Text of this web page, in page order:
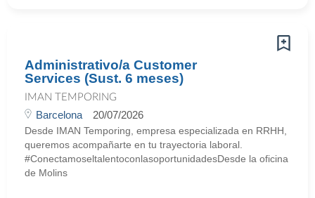
Administrativo/a Customer
Services (Sust. 6 meses)
IMAN TEMPORING
Barcelona 20/07/2026
Desde IMAN Temporing, empresa especializada en RRHH,
queremos acompañarte en tu trayectoria laboral.
#ConectamoseltalentoconlasoportunidadesDesde la oficina
de Molins